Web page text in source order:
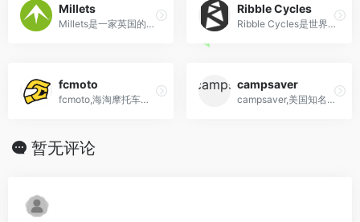
Millets
Millets是一家英国的户外用品连锁店，提供各种户外用品，如帐篷、背包、睡袋、鞋子等。
Ribble Cycles
Ribble Cycles是世界上最悠久的自行车制造商之一
fcmoto
fcmoto,海淘摩托车配件网站,欧洲最大的摩托车服装和头盔商店
campsaver
campsaver,美国知名户外装备海淘购物网站
暂无评论